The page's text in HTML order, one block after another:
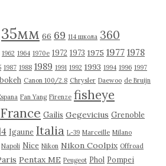
35мм 66 69 114 школа 360
1962 1964 1970е 1972 1973 1975 1977 1978
1987 1988 1989 1991 1992 1993 1994 1996 1997
bokeh Canon 100/2.8 Chrysler Daewoo de Bruijn
Fan Yang Firenze fisheye
France Gailis Gegevicius Grenoble
Igaune Italia L-39 Marceille Milano
Napoli Nice Nikon Nikon Coolpix Offroad
Pentax ME Peugeot Phol Pompei